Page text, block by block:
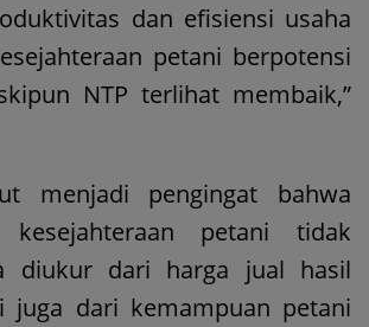
dan efisiensi usaha
petani berpotensi
NTP terlihat membaik,”
menjadi pengingat bahwa
kesejahteraan petani tidak
diukur dari harga jual hasil
juga dari kemampuan petani